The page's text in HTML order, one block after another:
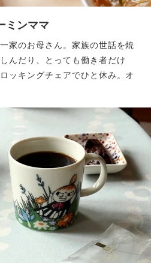
ミンママ
家のお母さん。家族の世話を焼
んだり、とっても働き者だけ
ッキングチェアでひと休み。オ